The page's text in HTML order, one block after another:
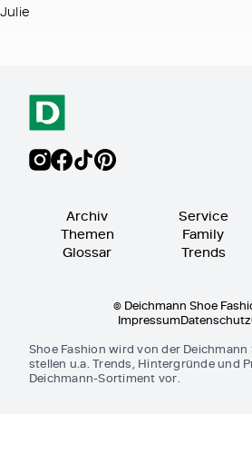
Julie
Archiv
Themen
Glossar
Service
Family
Trends
© Deichmann Shoe
ImpressumDatenschutz
Shoe Fashion wird von der
stellen u.a. Trends, Hintergründe und
Deichmann-Sortiment vor.